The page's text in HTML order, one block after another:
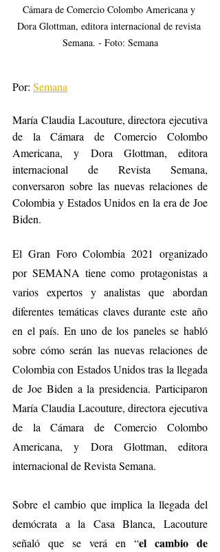
Cámara de Comercio Colombo Americana y
Dora Glottman, editora internacional de revista
Semana. - Foto: Semana
Por: Semana
María Claudia Lacouture, directora ejecutiva
de la Cámara de Comercio Colombo
Americana, y Dora Glottman, editora
internacional de Revista Semana,
conversaron sobre las nuevas relaciones de
Colombia y Estados Unidos en la era de Joe
Biden.
El Gran Foro Colombia 2021 organizado
por SEMANA tiene como protagonistas a
varios expertos y analistas que abordan
diferentes temáticas claves durante este año
en el país. En uno de los paneles se habló
sobre cómo serán las nuevas relaciones de
Colombia con Estados Unidos tras la llegada
de Joe Biden a la presidencia. Participaron
María Claudia Lacouture, directora ejecutiva
de la Cámara de Comercio Colombo
Americana, y Dora Glottman, editora
internacional de Revista Semana.
Sobre el cambio que implica la llegada del
demócrata a la Casa Blanca, Lacouture
señaló que se verá en “el cambio de